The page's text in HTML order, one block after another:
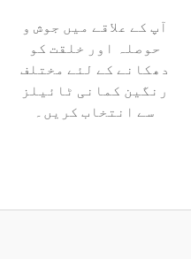
آپ کے علاقے میں جوش و
حوصلہ اور خلقت کو
دھکانے کے لئے مختلف
رنگین کمانی ٹائیلز
سے انتخاب کریں۔